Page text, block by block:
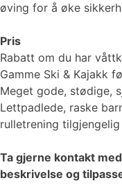
øving for å øke
Pris
Rabatt om du har
Gamme Ski & Kajakk
Meget gode, stødige,
Lettpadlede, raske
rulletrening
Ta gjerne kontakt
beskrivelse og